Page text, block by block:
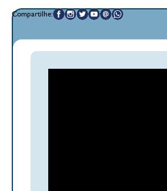
Compartilhe: